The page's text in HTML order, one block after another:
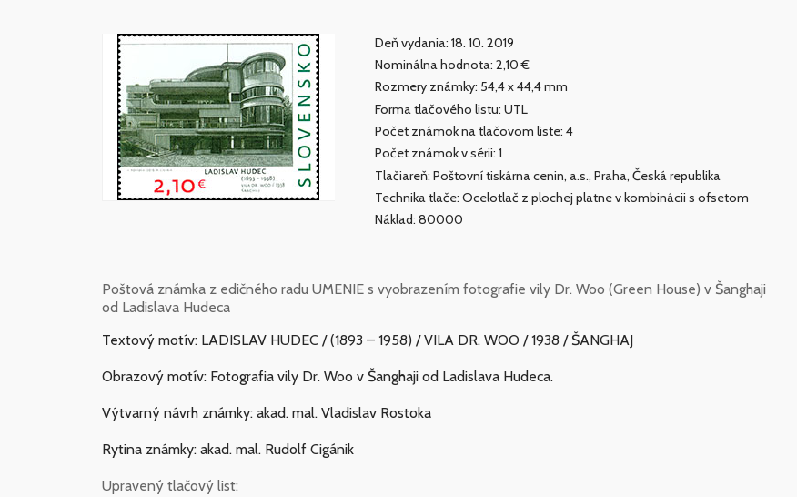
Deň vydania: 18. 10. 2019
Nominálna hodnota: 2,10 €
Rozmery známky: 54,4 x 44,4 mm
Forma tlačového listu: UTL
Počet známok na tlačovom liste: 4
Počet známok v sérii: 1
Tlačiareň: Poštovní tiskárna cenin, a.s., Praha, Česká republika
Technika tlače: Ocelotlač z plochej platne v kombinácii s ofsetom
Náklad: 80000
Poštová známka z edičného radu UMENIE s vyobrazením fotografie vily Dr. Woo (Green House) v Šanghaji
od Ladislava Hudeca
Textový motív: LADISLAV HUDEC / (1893 – 1958) / VILA DR. WOO / 1938 / ŠANGHAJ
Obrazový motív: Fotografia vily Dr. Woo v Šanghaji od Ladislava Hudeca.
Výtvarný návrh známky: akad. mal. Vladislav Rostoka
Rytina známky: akad. mal. Rudolf Cigánik
Upravený tlačový list: